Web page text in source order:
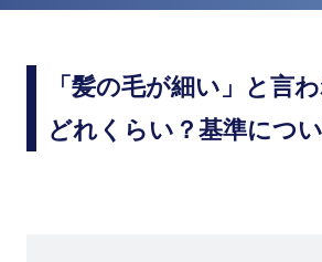
「髪の毛が細い」と言
どれくらい？基準につ